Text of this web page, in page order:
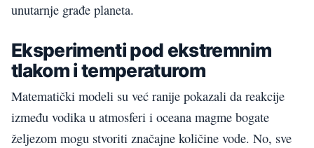
unutarnje građe planeta.
Eksperimenti pod ekstremnim
tlakom i temperaturom
Matematički modeli su već ranije pokazali da reakcije
između vodika u atmosferi i oceana magme bogate
željezom mogu stvoriti značajne količine vode. No, sve